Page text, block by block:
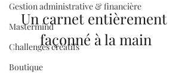
Gestion administrative & financière
Mastermind
Challenges créatifs
Boutique
Un carnet entièrement
façonné à la main